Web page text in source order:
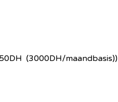
(3000DH/maandbasis))